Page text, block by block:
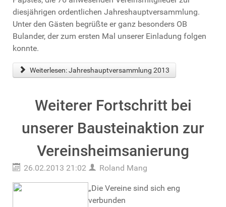
diesjährigen ordentlichen Jahreshauptversammlung.
Unter den Gästen begrüßte er ganz besonders OB
Bulander, der zum ersten Mal unserer Einladung folgen
konnte.
Weiterlesen: Jahreshauptversammlung 2013
Weiterer Fortschritt bei
unserer Bausteinaktion zur
Vereinsheimsanierung
26.02.2013 21:02 Roland Mang
„Die Vereine sind sich eng
verbunden